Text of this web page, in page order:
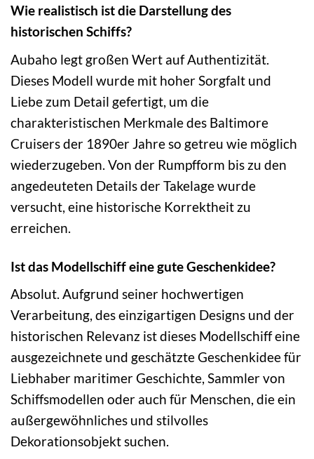
Wie realistisch ist die Darstellung des
historischen Schiffs?
Aubaho legt großen Wert auf Authentizität.
Dieses Modell wurde mit hoher Sorgfalt und
Liebe zum Detail gefertigt, um die
charakteristischen Merkmale des Baltimore
Cruisers der 1890er Jahre so getreu wie möglich
wiederzugeben. Von der Rumpfform bis zu den
angedeuteten Details der Takelage wurde
versucht, eine historische Korrektheit zu
erreichen.
Ist das Modellschiff eine gute Geschenkidee?
Absolut. Aufgrund seiner hochwertigen
Verarbeitung, des einzigartigen Designs und der
historischen Relevanz ist dieses Modellschiff eine
ausgezeichnete und geschätzte Geschenkidee für
Liebhaber maritimer Geschichte, Sammler von
Schiffsmodellen oder auch für Menschen, die ein
außergewöhnliches und stilvolles
Dekorationsobjekt suchen.